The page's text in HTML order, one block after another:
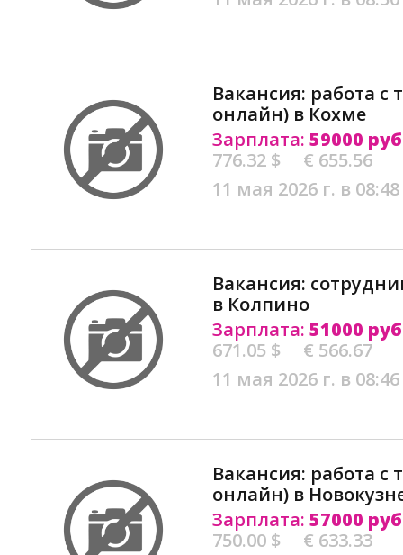
Вакансия: работа с
онлайн) в Кохме
Зарплата: 59000
776.32 $
€ 655.56
11 мая 2026 г. в 08:48
Вакансия:
в Колпино
Зарплата: 51000
671.05 $
€ 566.67
11 мая 2026 г. в 08:46
Вакансия: работа с
онлайн) в
Зарплата: 57000
750.00 $
€ 633.33